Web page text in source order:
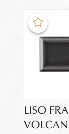
LISO